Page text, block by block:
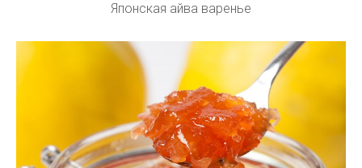
Японская айва варенье